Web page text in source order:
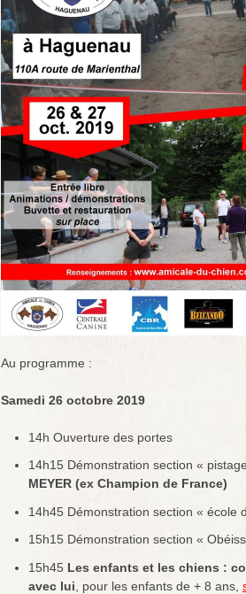
Au programme :
Samedi 26 octobre 2019
14h Ouverture des portes
14h15 Démonstration section «
MEYER (ex Champion de France)
14h45 Démonstration section « école
15h15 Démonstration section «
15h45 Les enfants et les chiens :
avec lui , pour les enfants de + 8 ans,